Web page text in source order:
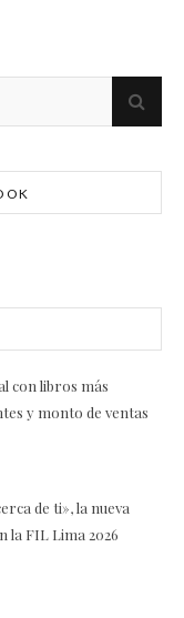
con libros más
y monto de ventas
de ti», la nueva
la FIL Lima 2026